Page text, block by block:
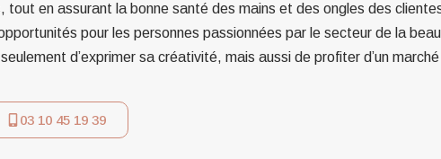
tout en assurant la bonne santé des mains et des ongles des
pour les personnes passionnées par le secteur de la
d’exprimer sa créativité, mais aussi de profiter d’un
03 10 45 19 39